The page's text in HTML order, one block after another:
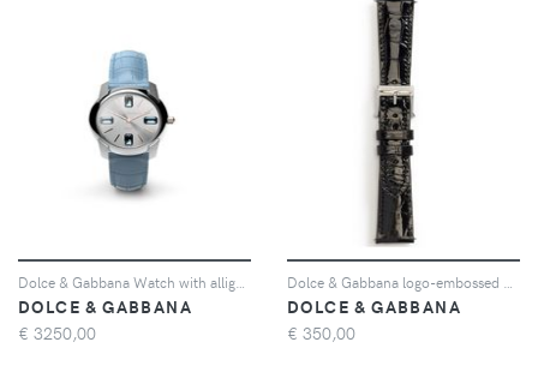
DOLCE & GABBANA
€ 3250,00
DOLCE & GABBANA
€ 350,00